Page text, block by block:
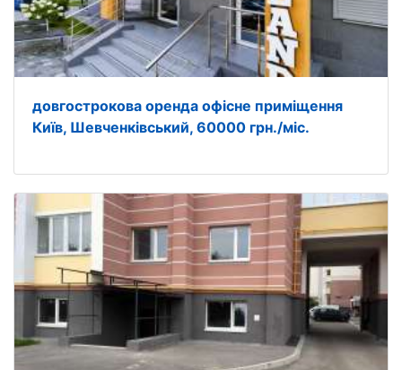
довгострокова оренда офісне приміщення
Київ, Шевченківський, 60000 грн./міс.